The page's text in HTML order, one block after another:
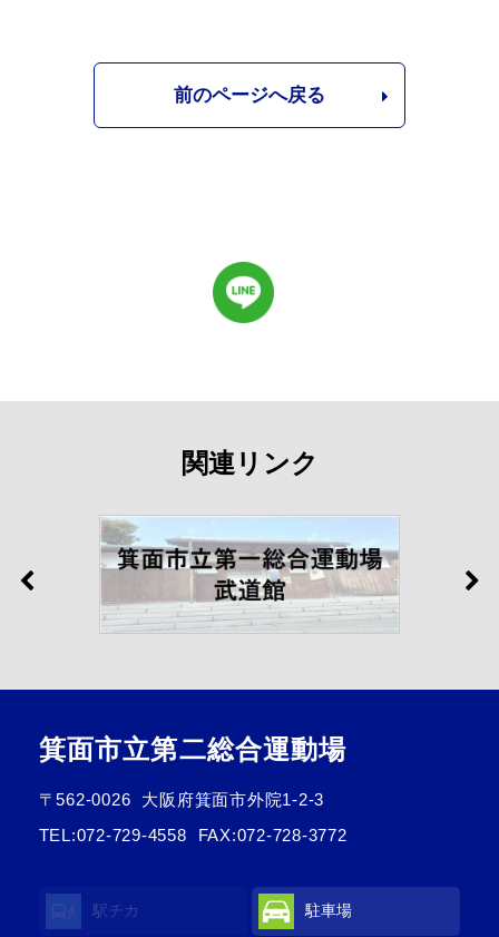
前のページへ戻る
関連リンク
箕面市立第二総合運動場
〒562-0026
大阪府箕面市外院1-2-3
TEL:072-729-4558 FAX:072-728-3772
駅チカ 駐車場